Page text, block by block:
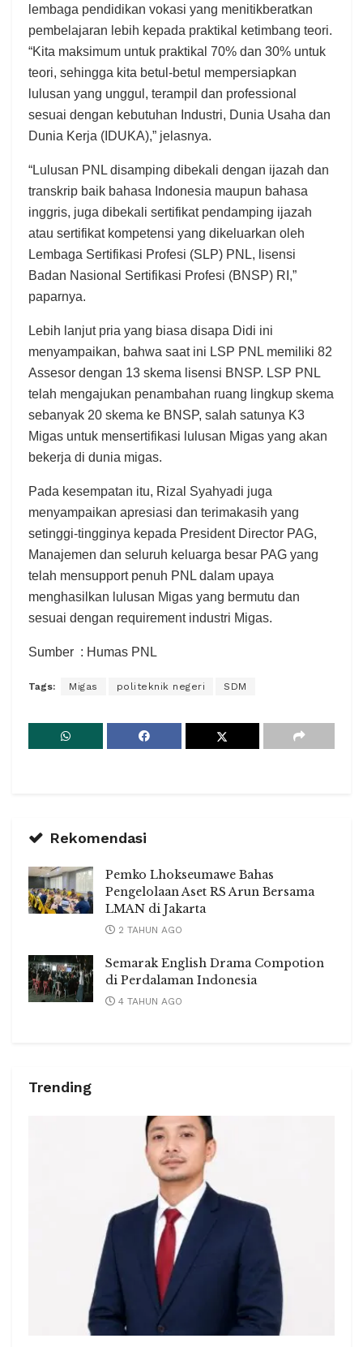
lembaga pendidikan vokasi yang menitikberatkan
pembelajaran lebih kepada praktikal ketimbang teori.
“Kita maksimum untuk praktikal 70% dan 30% untuk
teori, sehingga kita betul-betul mempersiapkan
lulusan yang unggul, terampil dan professional
sesuai dengan kebutuhan Industri, Dunia Usaha dan
Dunia Kerja (IDUKA),” jelasnya.
“Lulusan PNL disamping dibekali dengan ijazah dan
transkrip baik bahasa Indonesia maupun bahasa
inggris, juga dibekali sertifikat pendamping ijazah
atau sertifikat kompetensi yang dikeluarkan oleh
Lembaga Sertifikasi Profesi (SLP) PNL, lisensi
Badan Nasional Sertifikasi Profesi (BNSP) RI,”
paparnya.
Lebih lanjut pria yang biasa disapa Didi ini
menyampaikan, bahwa saat ini LSP PNL memiliki 82
Assesor dengan 13 skema lisensi BNSP. LSP PNL
telah mengajukan penambahan ruang lingkup skema
sebanyak 20 skema ke BNSP, salah satunya K3
Migas untuk mensertifikasi lulusan Migas yang akan
bekerja di dunia migas.
Pada kesempatan itu, Rizal Syahyadi juga
menyampaikan apresiasi dan terimakasih yang
setinggi-tingginya kepada President Director PAG,
Manajemen dan seluruh keluarga besar PAG yang
telah mensupport penuh PNL dalam upaya
menghasilkan lulusan Migas yang bermutu dan
sesuai dengan requirement industri Migas.
Sumber : Humas PNL
Tags: Migas politeknik negeri SDM
Rekomendasi
Pemko Lhokseumawe Bahas
Pengelolaan Aset RS Arun Bersama
LMAN di Jakarta
2 TAHUN AGO
Semarak English Drama Compotion
di Perdalaman Indonesia
4 TAHUN AGO
Trending